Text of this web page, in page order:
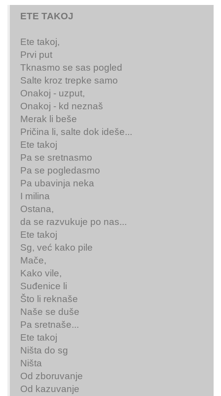
ETE TAKOJ
Ete takoj,
Prvi put
Tknasmo se sas pogled
Salte kroz trepke samo
Onakoj - uzput,
Onakoj - kd neznaš
Merak li beše
Pričina li, salte dok ideše...
Ete takoj
Pa se sretnasmo
Pa se pogledasmo
Pa ubavinja neka
I milina
Ostana,
da se razvukuje po nas...
Ete takoj
Sg, već kako pile
Mače,
Kako vile,
Suđenice li
Što li reknaše
Naše se duše
Pa sretnaše...
Ete takoj
Ništa do sg
Ništa
Od zboruvanje
Od kazuvanje